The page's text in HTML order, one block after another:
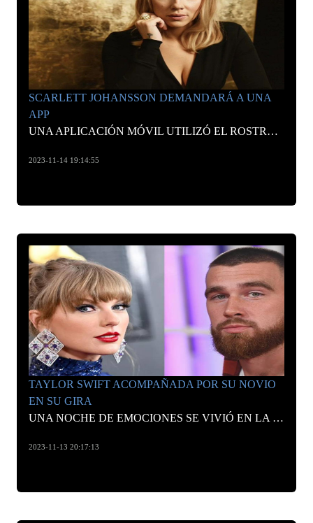
SCARLETT JOHANSSON DEMANDARÁ A UNA
APP
UNA APLICACIÓN MÓVIL UTILIZÓ EL ROSTRO DE LA ACTRIZ SIN SU PERMISO EN UN VIDEO, RAZÓN POR LA CUAL DECIDIÓ EMPRENDER ACCIONES LEGALES EN SU CONTRA.
2023-11-14 19:14:55
TAYLOR SWIFT ACOMPAÑADA POR SU NOVIO
EN SU GIRA
UNA NOCHE DE EMOCIONES SE VIVIÓ EN LA SEGUNDA PRESENTACIÓN DE LA CANTANTE EN ARGENTINA. SU NOVIO LA ACOMPAÑA EN EL INICIO DE SU GIRA POR SUDAMÉRICA.
2023-11-13 20:17:13